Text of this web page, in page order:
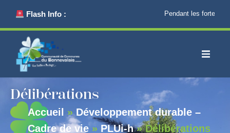
principalFlash Info : Pendant les fortes
Délibérations
Accueil »Développement durable –
Cadre de vie» PLUi-h»Délibérations